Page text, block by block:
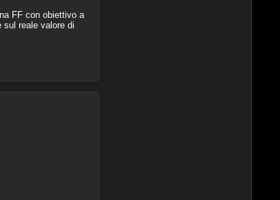
FF con obiettivo a
sul reale valore di